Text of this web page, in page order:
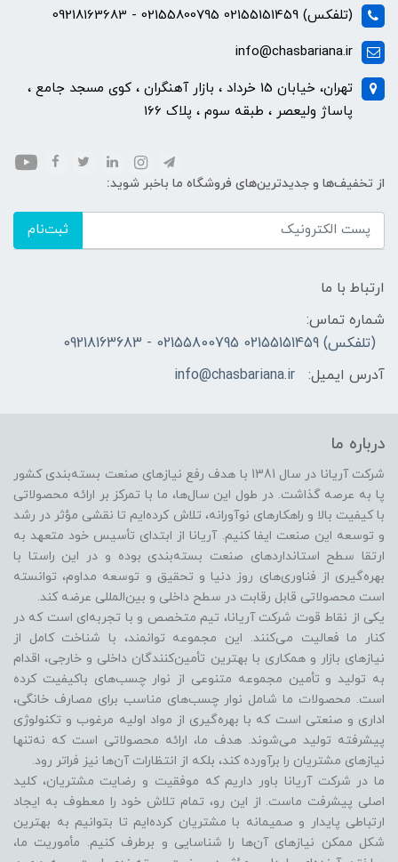
(تلفکس) 02155151459 02155800795 - 09218163683
info@chasbariana.ir
تهران، خیابان 15 خرداد ، بازار آهنگران ، کوی مسجد جامع ،
پاساژ ولیعصر ، طبقه سوم ، پلاک 166
از تخفیف‌ها و جدیدترین‌های فروشگاه ما باخبر شوید:
ثبت‌نام
ارتباط با ما
شماره تماس:
(تلفکس) 02155151459 02155800795 - 09218163683
آدرس ایمیل:
info@chasbariana.ir
درباره ما
شرکت آریانا در سال 1381 با هدف رفع نیازهای صنعت بسته‌بندی کشور
پا به عرصه گذاشت. در طول این سال‌ها، ما با تمرکز بر ارائه محصولاتی
با کیفیت بالا و راهکارهای نوآورانه، تلاش کرده‌ایم تا نقشی مؤثر در رشد
و توسعه این صنعت ایفا کنیم. آریانا از ابتدای تأسیس خود متعهد به
ارتقا سطح استانداردهای صنعت بسته‌بندی بوده و در این راستا با
بهره‌گیری از فناوری‌های روز دنیا و تحقیق و توسعه مداوم، توانسته
است محصولاتی قابل رقابت در سطح داخلی و بین‌المللی عرضه کند.
یکی از نقاط قوت شرکت آریانا، تیم متخصص و با تجربه‌ای است که در
کنار ما فعالیت می‌کنند. این مجموعه توانمند، با شناخت کامل از
نیازهای بازار و همکاری با بهترین تأمین‌کنندگان داخلی و خارجی، اقدام
به تولید و تأمین مجموعه متنوعی از نوار چسب‌های باکیفیت کرده
است. محصولات ما شامل نوار چسب‌های مناسب برای مصارف خانگی،
اداری و صنعتی است که با بهره‌گیری از مواد اولیه مرغوب و تکنولوژی
پیشرفته تولید می‌شوند. هدف ما، ارائه محصولاتی است که نه‌تنها
نیازهای مشتریان را برآورده کند، بلکه از انتظارات آن‌ها نیز فراتر رود.
ما در شرکت آریانا باور داریم که موفقیت و رضایت مشتریان، کلید
اصلی پیشرفت ماست. از این رو، تمام تلاش خود را معطوف به ایجاد
ارتباطی پایدار و صمیمانه با مشتریان کرده‌ایم تا بتوانیم به بهترین
شکل ممکن نیازهای آن‌ها را شناسایی و برطرف کنیم. مأموریت ما،